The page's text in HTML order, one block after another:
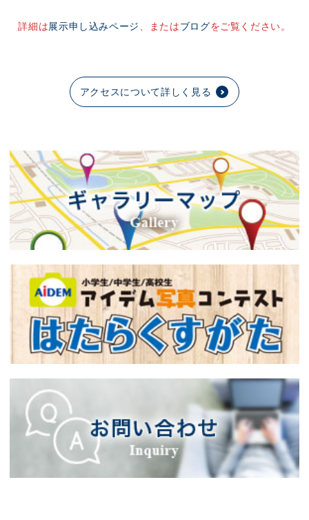
詳細は展示申し込みページ 、またはブログをご覧ください。
アクセスについて詳しく見る